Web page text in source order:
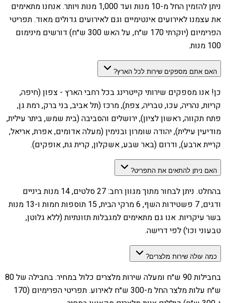
ניתן להזמין החל מ-10 מנות ועד 1,000 מנות ויותר. אנחנו מתאימים
את עצמנו לאירועים אינטימיים וגם לאירועים גדולים מאוד. תפריטי
הפרימיום (יוקרתי 170 ש״ח, על האש 300 ש״ח) דורשים מינימום
100 מנות.
האם אתם מספקים שירות לכל הארץ?
כן! אנו מספקים שירותי קייטרינג בכל רחבי הארץ - צפון (חיפה,
קריות, נהריה, עכו, טבריה, צפת), מרכז (תל אביב, בני ברק, רמת גן,
פתח תקווה, ראשון לציון), ירושלים והסביבה (בית שמש, ביתר עילית,
מודיעין עילית), יהודה שומרון ובנימין (מעלה אדומים, אפרת, אריאל,
קריית ארבע), ודרום (באר שבע, אשקלון, קרית גת, אופקים).
האם ניתן להתאים את התפריט?
בהחלט. ניתן לבחור מתוך מגוון רחב: 27 סלטים, 14 מנות ביניים
ודגים, 7 פשטידות השף, 6 מרקי הבית, 15 תוספות חמות ו-13 מנות
בשר עיקריות. אנו גם מתאימים למגבלות תזונתיות (ללא גלוטן,
טבעוני וכו׳) לפי דרישה.
כמה עולה שירות מלצרים?
בחבילות 90 ש״ח ומעלה שירות מלצרים כלול במחיר. בחבילה של 80
ש״ח עלות מלצר החל מ-300 ש״ח לאירוע. תפריטי הפרימיום (170